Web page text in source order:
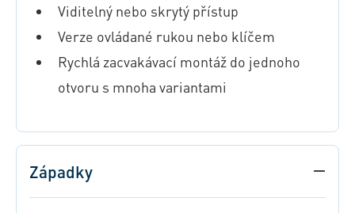
Viditelný nebo skrytý přístup
Verze ovládané rukou nebo klíčem
Rychlá zacvakávací montáž do jednoho
otvoru s mnoha variantami
Západky